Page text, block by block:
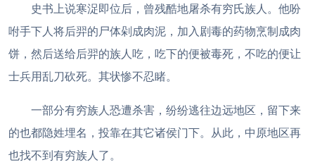
史书上说寒浞即位后，曾残酷地屠杀有穷氏族人。他吩
咐手下人将后羿的尸体剁成肉泥，加入剧毒的药物烹制成肉
饼，然后送给后羿的族人吃，吃下的便被毒死，不吃的便让
士兵用乱刀砍死。其状惨不忍睹。
一部分有穷族人恐遭杀害，纷纷逃往边远地区，留下来
的也都隐姓埋名，投靠在其它诸侯门下。从此，中原地区再
也找不到有穷族人了。